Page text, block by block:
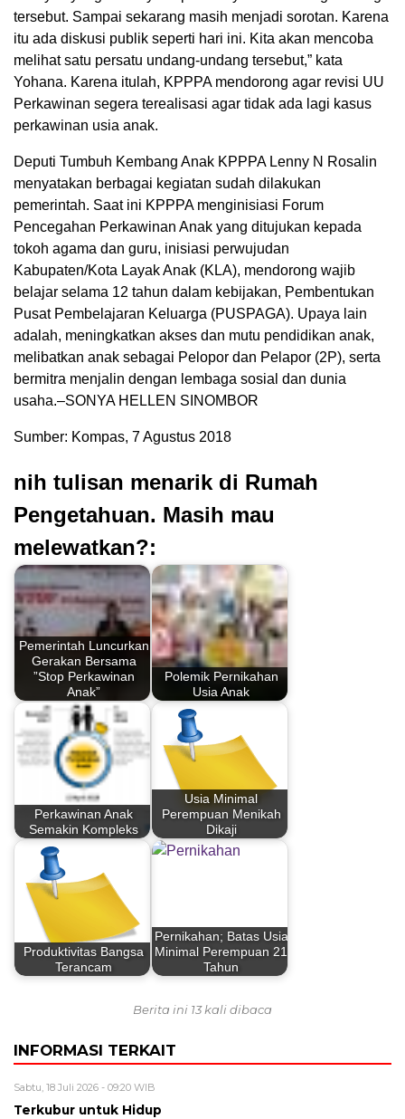
tersebut. Sampai sekarang masih menjadi sorotan. Karena
itu ada diskusi publik seperti hari ini. Kita akan mencoba
melihat satu persatu undang-undang tersebut,” kata
Yohana. Karena itulah, KPPPA mendorong agar revisi UU
Perkawinan segera terealisasi agar tidak ada lagi kasus
perkawinan usia anak.
Deputi Tumbuh Kembang Anak KPPPA Lenny N Rosalin
menyatakan berbagai kegiatan sudah dilakukan
pemerintah. Saat ini KPPPA menginisiasi Forum
Pencegahan Perkawinan Anak yang ditujukan kepada
tokoh agama dan guru, inisiasi perwujudan
Kabupaten/Kota Layak Anak (KLA), mendorong wajib
belajar selama 12 tahun dalam kebijakan, Pembentukan
Pusat Pembelajaran Keluarga (PUSPAGA). Upaya lain
adalah, meningkatkan akses dan mutu pendidikan anak,
melibatkan anak sebagai Pelopor dan Pelapor (2P), serta
bermitra menjalin dengan lembaga sosial dan dunia
usaha.–SONYA HELLEN SINOMBOR
Sumber: Kompas, 7 Agustus 2018
nih tulisan menarik di Rumah
Pengetahuan. Masih mau
melewatkan?:
Pemerintah Luncurkan
Gerakan Bersama
”Stop Perkawinan
Anak”
Polemik Pernikahan
Usia Anak
Perkawinan Anak
Semakin Kompleks
Usia Minimal
Perempuan Menikah
Dikaji
Produktivitas Bangsa
Terancam
Pernikahan; Batas Usia
Minimal Perempuan 21
Tahun
Berita ini 13 kali dibaca
INFORMASI TERKAIT
Sabtu, 18 Juli 2026 - 09:20 WIB
Terkubur untuk Hidup